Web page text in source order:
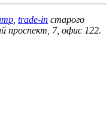
trade-in старого
проспект, 7, офис 122.